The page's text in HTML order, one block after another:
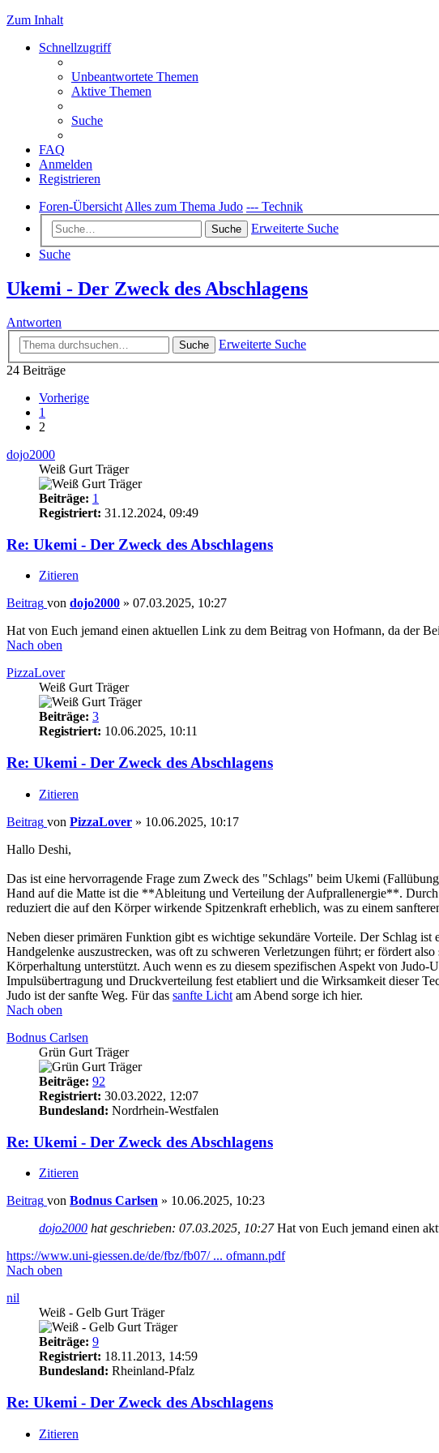
Zum Inhalt
Schnellzugriff
Unbeantwortete Themen
Aktive Themen
Suche
FAQ
Anmelden
Registrieren
Foren-Übersicht Alles zum Thema Judo --- Technik
Suche
Erweiterte Suche
Suche
Ukemi - Der Zweck des Abschlagens
Antworten
Suche
Erweiterte Suche
24 Beiträge
Vorherige
1
2
dojo2000
Weiß Gurt Träger
Beiträge: 1
Registriert: 31.12.2024, 09:49
Re: Ukemi - Der Zweck des Abschlagens
Zitieren
Beitrag von dojo2000 » 07.03.2025, 10:27
Hat von Euch jemand einen aktuellen Link zu dem Beitrag von Hofmann, da der
Nach oben
PizzaLover
Weiß Gurt Träger
Beiträge: 3
Registriert: 10.06.2025, 10:11
Re: Ukemi - Der Zweck des Abschlagens
Zitieren
Beitrag von PizzaLover » 10.06.2025, 10:17
Hallo Deshi,
Das ist eine hervorragende Frage zum Zweck des "Schlags" beim Ukemi
Hand auf die Matte ist die **Ableitung und Verteilung der Aufprallenergie**.
reduziert die auf den Körper wirkende Spitzenkraft erheblich, was zu einem
Neben dieser primären Funktion gibt es wichtige sekundäre Vorteile. Der Schlag
Handgelenke auszustrecken, was oft zu schweren Verletzungen führt; er fördert
Körperhaltung unterstützt. Auch wenn es zu diesem spezifischen Aspekt von
Impulsübertragung und Druckverteilung fest etabliert und die Wirksamkeit dieser
Judo ist der sanfte Weg. Für das sanfte Licht am Abend sorge ich hier.
Nach oben
Bodnus Carlsen
Grün Gurt Träger
Beiträge: 92
Registriert: 30.03.2022, 12:07
Bundesland: Nordrhein-Westfalen
Re: Ukemi - Der Zweck des Abschlagens
Zitieren
Beitrag von Bodnus Carlsen » 10.06.2025, 10:23
dojo2000 hat geschrieben: 07.03.2025, 10:27Hat von Euch jemand einen
https://www.uni-giessen.de/de/fbz/fb07/ ... ofmann.pdf
Nach oben
nil
Weiß - Gelb Gurt Träger
Beiträge: 9
Registriert: 18.11.2013, 14:59
Bundesland: Rheinland-Pfalz
Re: Ukemi - Der Zweck des Abschlagens
Zitieren